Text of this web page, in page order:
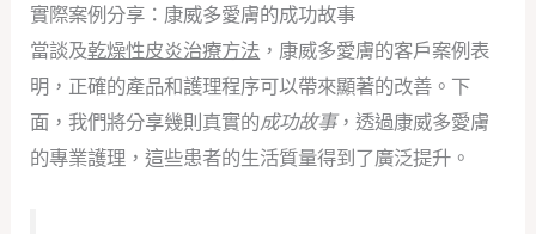
實際案例分享：康威多愛膚的成功故事
當談及乾燥性皮炎治療方法 ，康威多愛膚的客戶案例表
明，正確的產品和護理程序可以帶來顯著的改善。下
面，我們將分享幾則真實的成功故事，透過康威多愛膚
的專業護理，這些患者的生活質量得到了廣泛提升。